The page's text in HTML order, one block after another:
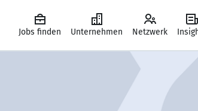
Jobs finden Unternehmen Netzwerk